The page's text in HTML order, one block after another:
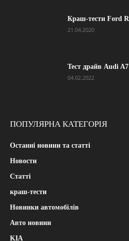
Краш-тести Ford
21.04.2020
Тест драйв Audi
04.02.2022
ПОПУЛЯРНА КАТЕГОРІЯ
Останні новини та статті
Новости
Статті
краш-тести
Новинки автомобілів
Авто новини
KIA